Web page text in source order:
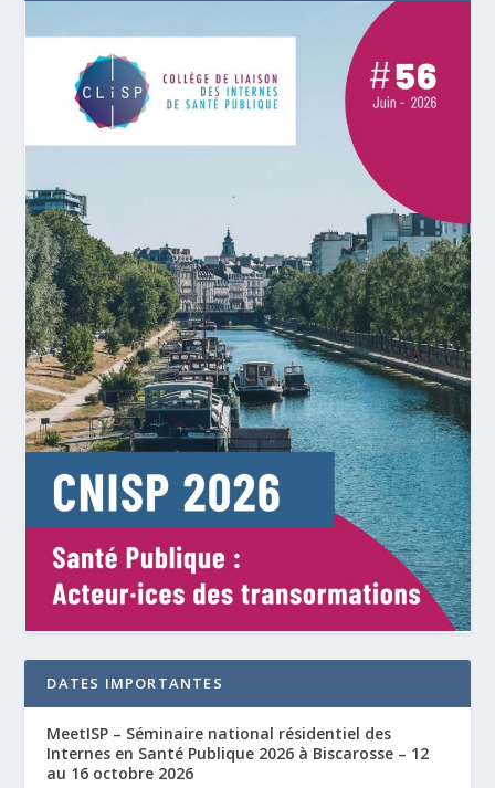
DATES IMPORTANTES
MeetISP – Séminaire national résidentiel des
Internes en Santé Publique 2026 à Biscarosse – 12
au 16 octobre 2026